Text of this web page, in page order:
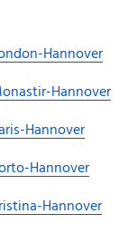
Hannover
Hannover
Hannover
Hannover
Hannover